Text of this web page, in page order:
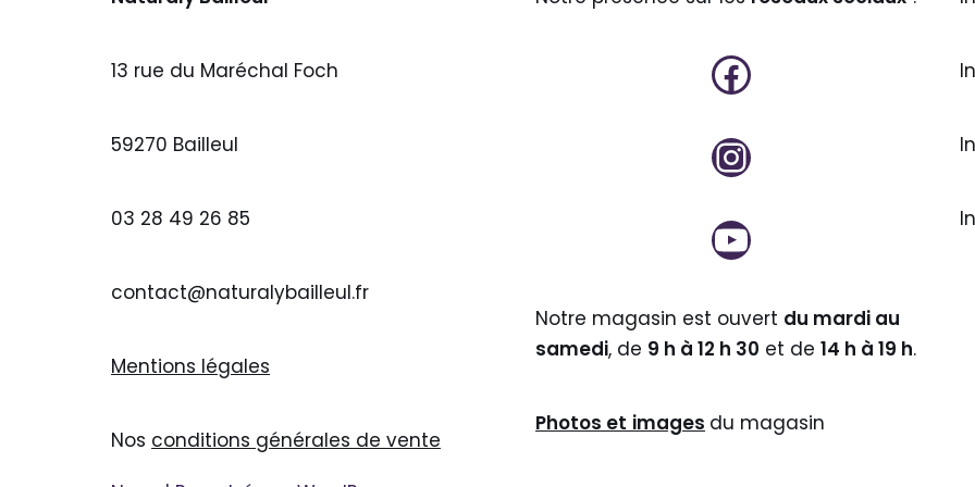
13 rue du Maréchal Foch
59270 Bailleul
03 28 49 26 85
contact@naturalybailleul.fr
Mentions légales
Nos conditions générales de vente
Notre magasin est ouvert du mardi au
samedi, de 9 h à 12 h 30 et de 14 h à 19 h.
Photos et images du magasin